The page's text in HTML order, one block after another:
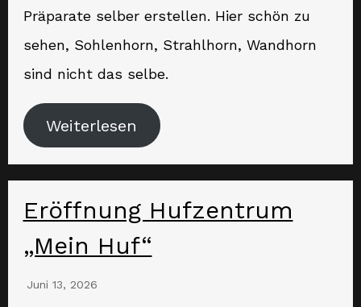
Präparate selber erstellen. Hier schön zu
sehen, Sohlenhorn, Strahlhorn, Wandhorn
sind nicht das selbe.
Weiterlesen
Eröffnung Hufzentrum
„Mein Huf“
Juni 13, 2026